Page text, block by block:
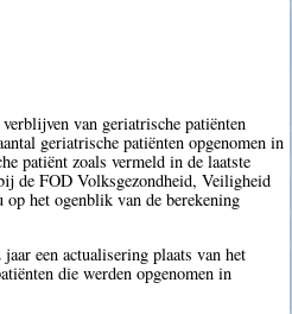
van geriatrische patiënten
geriatrische patiënten opgenomen in
patiënt zoals vermeld in de laatste
de FOD Volksgezondheid, Veiligheid
het ogenblik van de berekening
een actualisering plaats van het
die werden opgenomen in